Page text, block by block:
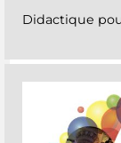
Didactique